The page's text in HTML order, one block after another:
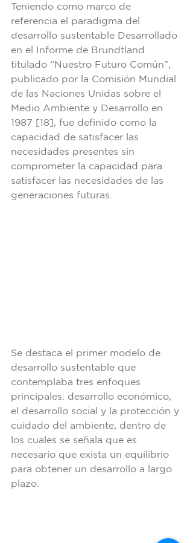
Teniendo como marco de
referencia el paradigma del
desarrollo sustentable Desarrollado
en el Informe de Brundtland
titulado “Nuestro Futuro Común”,
publicado por la Comisión Mundial
de las Naciones Unidas sobre el
Medio Ambiente y Desarrollo en
1987 [18], fue definido como la
capacidad de satisfacer las
necesidades presentes sin
comprometer la capacidad para
satisfacer las necesidades de las
generaciones futuras.
Se destaca el primer modelo de
desarrollo sustentable que
contemplaba tres enfoques
principales: desarrollo económico,
el desarrollo social y la protección y
cuidado del ambiente, dentro de
los cuales se señala que es
necesario que exista un equilibrio
para obtener un desarrollo a largo
plazo.